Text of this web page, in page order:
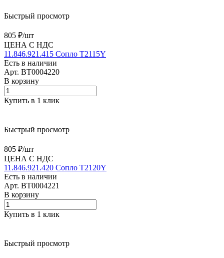
Быстрый просмотр
805 ₽/шт
ЦЕНА С НДС
11.846.921.415 Сопло T2115Y
Есть в наличии
Арт. BT0004220
В корзину
Купить в 1 клик
Быстрый просмотр
805 ₽/шт
ЦЕНА С НДС
11.846.921.420 Сопло T2120Y
Есть в наличии
Арт. BT0004221
В корзину
Купить в 1 клик
Быстрый просмотр